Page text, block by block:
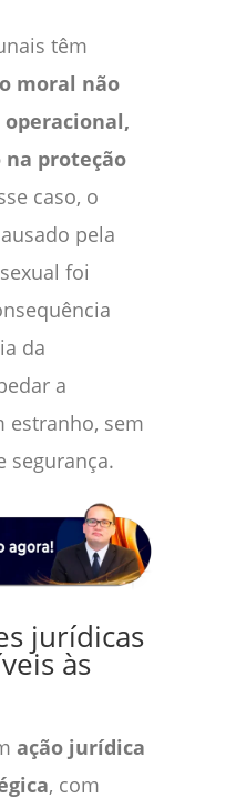
têm
moral não
na proteção
caso, o
pela
foi
da
a
estranho, sem
segurança.
jurídicas
às
ação jurídica
, com